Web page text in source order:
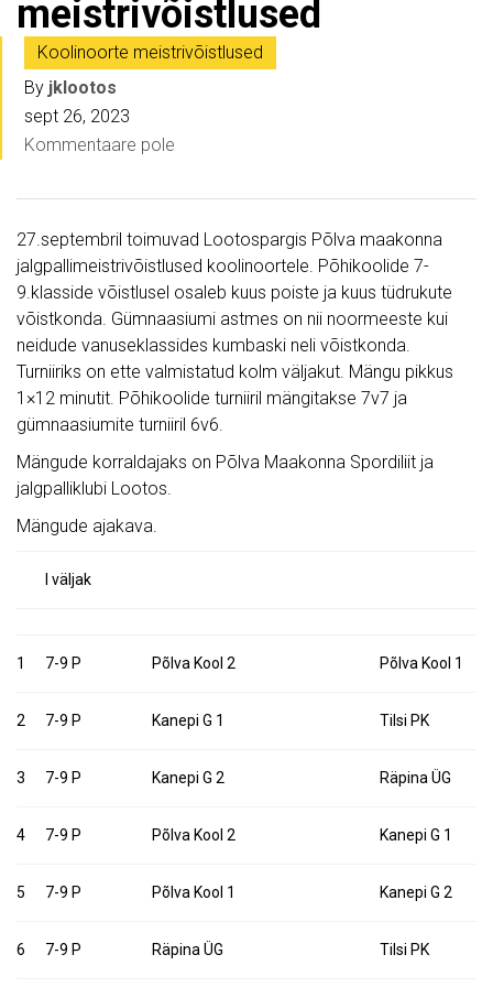
meistrivõistlused
Koolinoorte meistrivõistlused
By jklootos
sept 26, 2023
Kommentaare pole
27.septembril toimuvad Lootospargis Põlva maakonna
jalgpallimeistrivõistlused koolinoortele. Põhikoolide 7-
9.klasside võistlusel osaleb kuus poiste ja kuus tüdrukute
võistkonda. Gümnaasiumi astmes on nii noormeeste kui
neidude vanuseklassides kumbaski neli võistkonda.
Turniiriks on ette valmistatud kolm väljakut. Mängu pikkus
1×12 minutit. Põhikoolide turniiril mängitakse 7v7 ja
gümnaasiumite turniiril 6v6.
Mängude korraldajaks on Põlva Maakonna Spordiliit ja
jalgpalliklubi Lootos.
Mängude ajakava.
I väljak
1 7-9 P Põlva Kool 2 Põlva Kool 1
2 7-9 P Kanepi G 1 Tilsi PK
3 7-9 P Kanepi G 2 Räpina ÜG
4 7-9 P Põlva Kool 2 Kanepi G 1
5 7-9 P Põlva Kool 1 Kanepi G 2
6 7-9 P Räpina ÜG Tilsi PK